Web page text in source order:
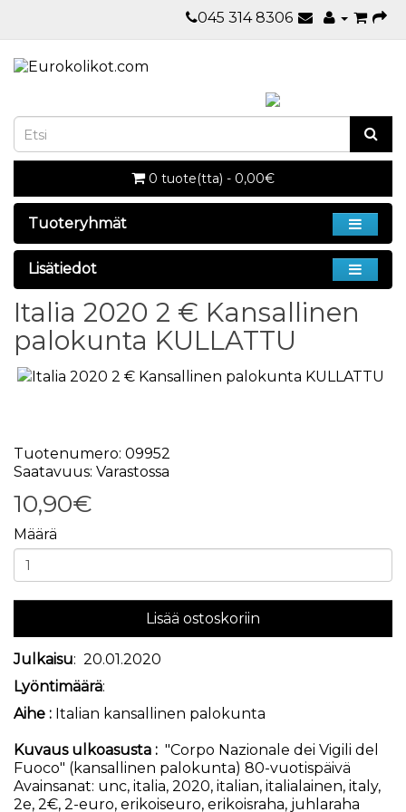
045 314 8306
0 tuote(tta) - 0,00€
Tuoteryhmät
Lisätiedot
Italia 2020 2 € Kansallinen
palokunta KULLATTU
Tuotenumero: 09952
Saatavuus: Varastossa
10,90€
Määrä
Lisää ostoskoriin
Julkaisu: 20.01.2020
Lyöntimäärä:
Aihe : Italian kansallinen palokunta
Kuvaus ulkoasusta : "Corpo Nazionale dei Vigili del
Fuoco" (kansallinen palokunta) 80-vuotispäivä
Avainsanat: unc, italia, 2020, italian, italialainen, italy,
2e, 2€, 2-euro, erikoiseuro, erikoisraha, juhlaraha